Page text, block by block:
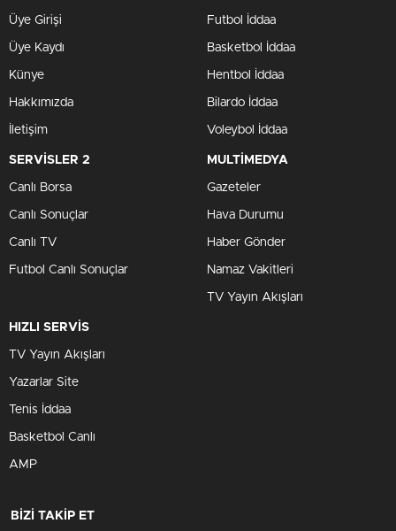
Üye Girişi
Üye Kaydı
Künye
Hakkımızda
İletişim
Futbol İddaa
Basketbol İddaa
Hentbol İddaa
Bilardo İddaa
Voleybol İddaa
SERVİSLER 2
Canlı Borsa
Canlı Sonuçlar
Canlı TV
Futbol Canlı Sonuçlar
MULTİMEDYA
Gazeteler
Hava Durumu
Haber Gönder
Namaz Vakitleri
TV Yayın Akışları
HIZLI SERVİS
TV Yayın Akışları
Yazarlar Site
Tenis İddaa
Basketbol Canlı
AMP
BİZİ TAKİP ET